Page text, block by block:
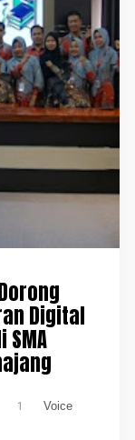
Digital
1 Voice